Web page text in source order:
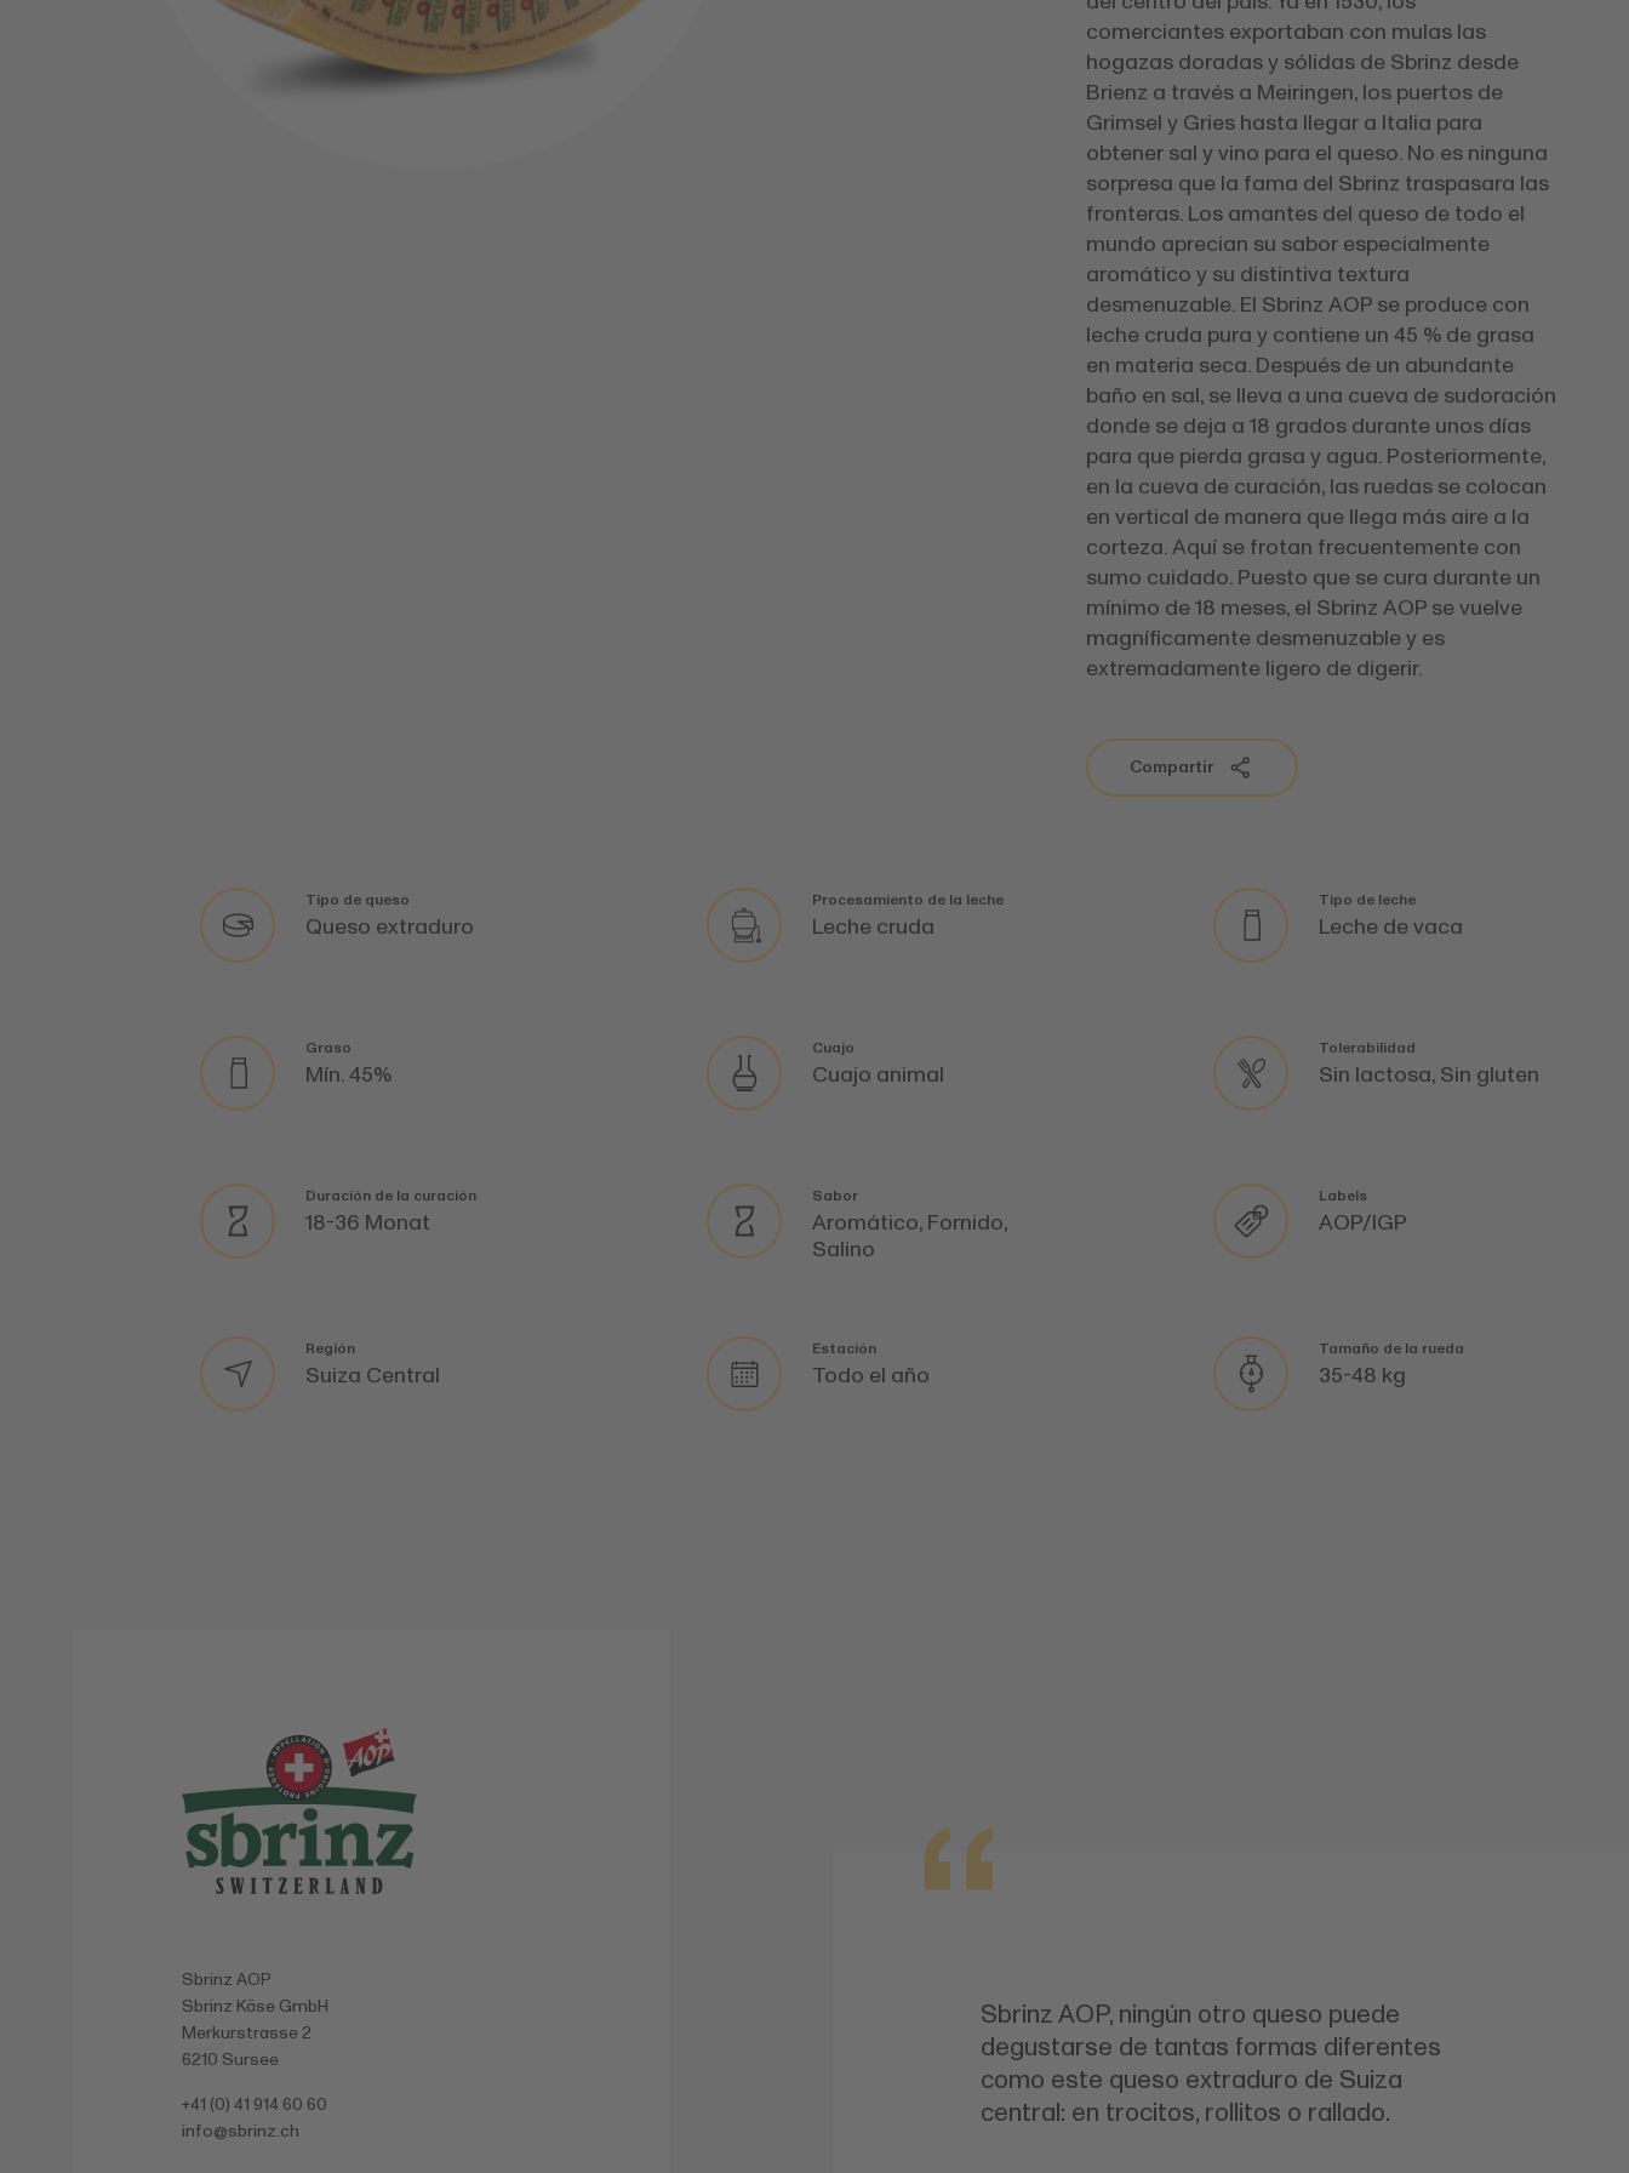
comerciantes exportaban con mulas las
hogazas doradas y sólidas de Sbrinz desde
Brienz a través a Meiringen, los puertos de
Grimsel y Gries hasta llegar a Italia para
obtener sal y vino para el queso. No es ninguna
sorpresa que la fama del Sbrinz traspasara las
fronteras. Los amantes del queso de todo el
mundo aprecian su sabor especialmente
aromático y su distintiva textura
desmenuzable. El Sbrinz AOP se produce con
leche cruda pura y contiene un 45 % de grasa
en materia seca. Después de un abundante
baño en sal, se lleva a una cueva de sudoración
donde se deja a 18 grados durante unos días
para que pierda grasa y agua. Posteriormente,
en la cueva de curación, las ruedas se colocan
en vertical de manera que llega más aire a la
corteza. Aquí se frotan frecuentemente con
sumo cuidado. Puesto que se cura durante un
mínimo de 18 meses, el Sbrinz AOP se vuelve
magníficamente desmenuzable y es
extremadamente ligero de digerir.
Compartir
Tipo de queso
Queso extraduro
Procesamiento de la leche
Leche cruda
Tipo de leche
Leche de vaca
Graso
Mín. 45%
Cuajo
Cuajo animal
Tolerabilidad
Sin lactosa, Sin gluten
Duración de la curación
18-36 Monat
Sabor
Aromático, Fornido,
Salino
Labels
AOP/IGP
Región
Suiza Central
Estación
Todo el año
Tamaño de la rueda
35-48 kg
Sbrinz AOP, ningún otro queso puede
degustarse de tantas formas diferentes
como este queso extraduro de Suiza
central: en trocitos, rollitos o rallado.
Sbrinz AOP
Sbrinz Käse GmbH
Merkurstrasse 2
6210 Sursee
+41 (0) 41 914 60 60
info@sbrinz.ch